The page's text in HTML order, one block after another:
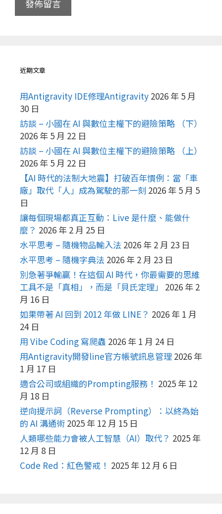
近期文章
用Antigravity IDE修理Antigravity 2026 年 5 月
30 日
訪談 – 小國在 AI 與數位主權下的避險策略 （下）
2026 年 5 月 22 日
訪談 – 小國在 AI 與數位主權下的避險策略 （上）
2026 年 5 月 22 日
【AI 時代的法制大地震】打破百年慣例：當「車
廠」取代「人」成為駕駛的那一刻 2026 年 5 月 5
日
讓每個現場都真正互動：Live 是什麼、能做什
麼？ 2026 年 2 月 25 日
水平思考 – 隨機物品輸入法 2026 年 2 月 23 日
水平思考 – 隨機字典法 2026 年 2 月 23 日
別急著爭輸贏！在這個 AI 時代，你最需要的思維
工具不是「真相」，而是「貝氏定理」
2026 年 2
月 16 日
如果帶著 AI 回到 2012 年做 LINE？ 2026 年 1 月
24 日
用 Vibe Coding 寫爬蟲 2026 年 1 月 24 日
用Antigravity開發line官方帳號訊息管理 2026 年
1 月 17 日
適合公司或組織的Prompting服務！ 2025 年 12
月 18 日
逆向提示詞（Reverse Prompting）：以終為始
的 AI 溝通術 2025 年 12 月 15 日
人類哪些能力會被人工智慧（AI）取代？ 2025 年
12 月 8 日
Code Red：紅色警戒！ 2025 年 12 月 6 日